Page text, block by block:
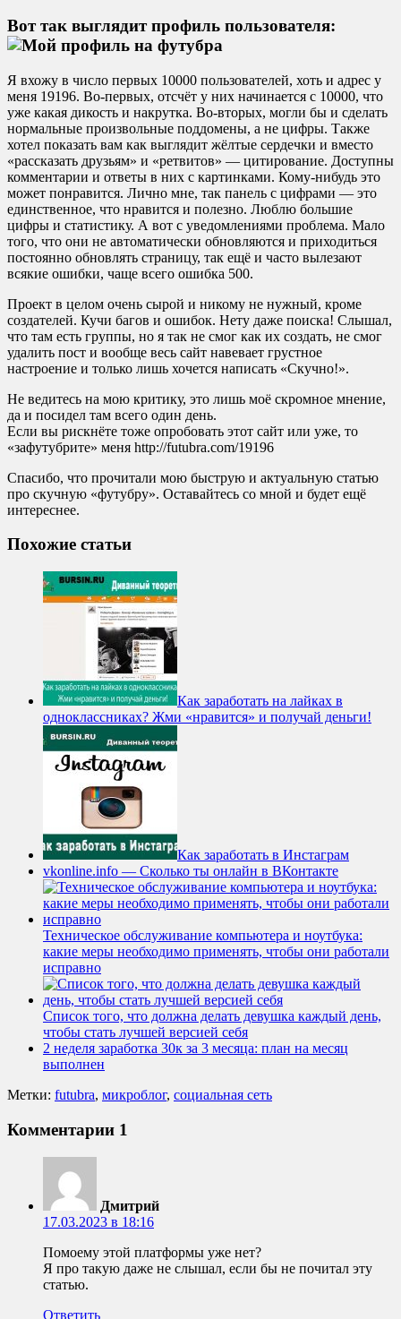
Вот так выглядит профиль пользователя:
Я вхожу в число первых 10000 пользователей, хоть и адрес у
меня 19196. Во-первых, отсчёт у них начинается с 10000, что
уже какая дикость и накрутка. Во-вторых, могли бы и сделать
нормальные произвольные поддомены, а не цифры. Также
хотел показать вам как выглядит жёлтые сердечки и вместо
«рассказать друзьям» и «ретвитов» — цитирование. Доступны
комментарии и ответы в них с картинками. Кому-нибудь это
может понравится. Лично мне, так панель с цифрами — это
единственное, что нравится и полезно. Люблю большие
цифры и статистику. А вот с уведомлениями проблема. Мало
того, что они не автоматически обновляются и приходиться
постоянно обновлять страницу, так ещё и часто вылезают
всякие ошибки, чаще всего ошибка 500.
Проект в целом очень сырой и никому не нужный, кроме
создателей. Кучи багов и ошибок. Нету даже поиска! Слышал,
что там есть группы, но я так не смог как их создать, не смог
удалить пост и вообще весь сайт навевает грустное
настроение и только лишь хочется написать «Скучно!».
Не ведитесь на мою критику, это лишь моё скромное мнение,
да и посидел там всего один день.
Если вы рискнёте тоже опробовать этот сайт или уже, то
«зафутубрите» меня http://futubra.com/19196
Спасибо, что прочитали мою быструю и актуальную статью
про скучную «футубру». Оставайтесь со мной и будет ещё
интереснее.
Похожие статьи
Как заработать на лайках в
одноклассниках? Жми «нравится» и получай деньги!
Как заработать в Инстаграм
vkonline.info — Сколько ты онлайн в ВКонтакте
Техническое обслуживание компьютера и ноутбука:
какие меры необходимо применять, чтобы они работали
исправно
Список того, что должна делать девушка каждый день,
чтобы стать лучшей версией себя
2 неделя заработка 30к за 3 месяца: план на месяц
выполнен
Метки: futubra, микроблог, социальная сеть
Комментарии 1
Дмитрий
17.03.2023 в 18:16
Помоему этой платформы уже нет?
Я про такую даже не слышал, если бы не почитал эту
статью.
Ответить